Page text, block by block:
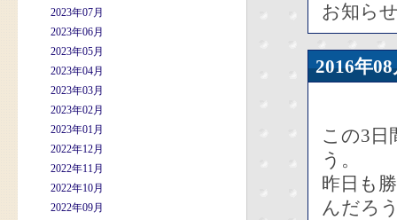
2023年07月
2023年06月
2023年05月
2023年04月
2023年03月
2023年02月
2023年01月
2022年12月
2022年11月
2022年10月
2022年09月
お知ら
2016年
この3日
う。
昨日も
んだろ